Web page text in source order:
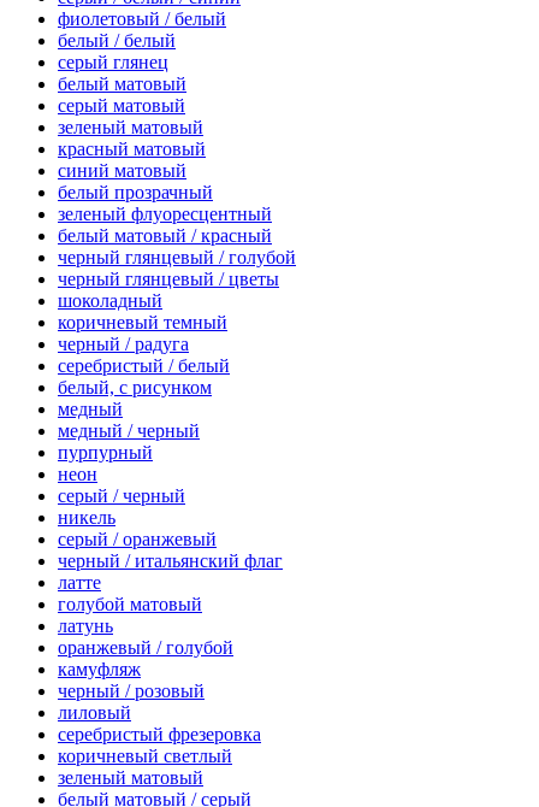
фиолетовый / белый
белый / белый
серый глянец
белый матовый
серый матовый
зеленый матовый
красный матовый
синий матовый
белый прозрачный
зеленый флуоресцентный
белый матовый / красный
черный глянцевый / голубой
черный глянцевый / цветы
шоколадный
коричневый темный
черный / радуга
серебристый / белый
белый, с рисунком
медный
медный / черный
пурпурный
неон
серый / черный
никель
серый / оранжевый
черный / итальянский флаг
латте
голубой матовый
латунь
оранжевый / голубой
камуфляж
черный / розовый
лиловый
серебристый фрезеровка
коричневый светлый
зеленый матовый
белый матовый / серый